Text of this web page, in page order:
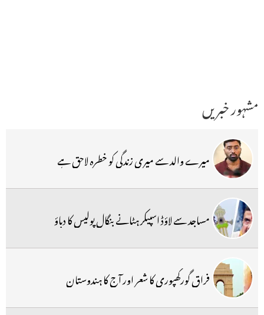
مشہور خبریں
میرے والد سے میری زندگی کو خطرہ لاحق ہے
مساجد سے لاؤڈ اسپیکر ہٹانے بنگال پولیس کا دباؤ
فراق گورکھپوری کا شعر اور آج کا ہندوستان